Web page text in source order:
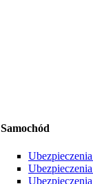
Samochód